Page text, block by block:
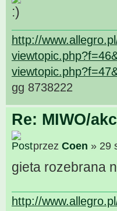
http://
gg 8738222
Re: MIWO/
przez Coen » 29
gieta rozebrana
http://